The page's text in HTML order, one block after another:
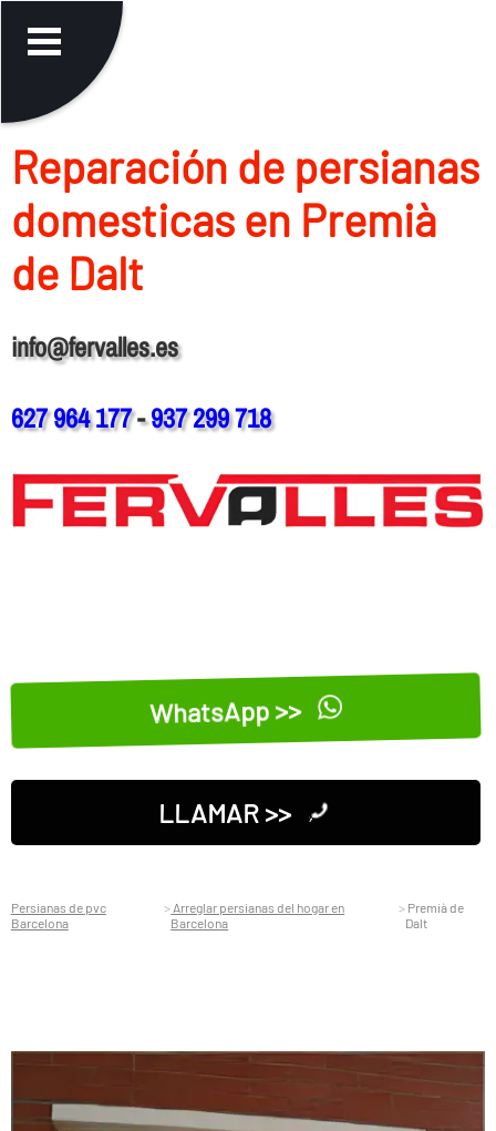
Reparación de persianas
domesticas en Premià
de Dalt
info@fervalles.es
627 964 177-937 299 718
WhatsApp >>
LLAMAR >>
Persianas de pvc
Barcelona
Arreglar persianas del hogar en
Barcelona
Premià de
Dalt